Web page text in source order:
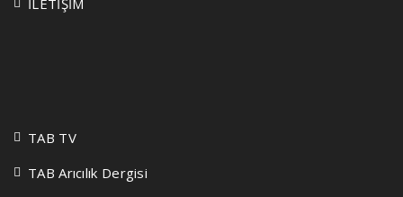
TAB TV
TAB Arıcılık Dergisi